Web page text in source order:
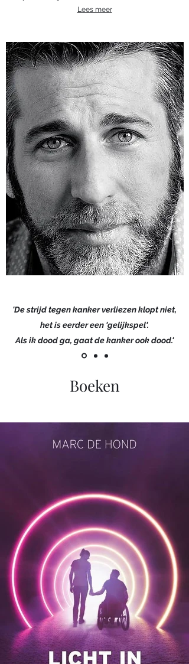
Lees meer
'De strijd tegen kanker verliezen klopt niet,
het is eerder een 'gelijkspel'.
Als ik dood ga, gaat de kanker ook dood.'
Boeken